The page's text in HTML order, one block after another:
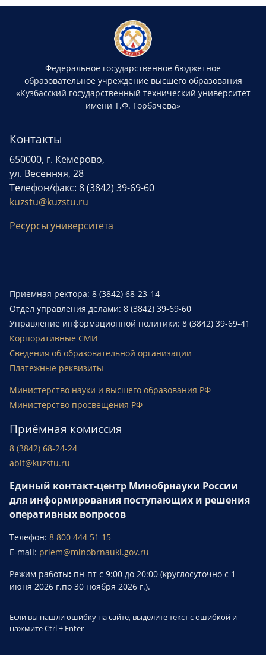
Федеральное государственное бюджетное
образовательное учреждение высшего образования
«Кузбасский государственный технический университет
имени Т.Ф. Горбачева»
Контакты
650000, г. Кемерово,
ул. Весенняя, 28
Телефон/факс: 8 (3842) 39-69-60
kuzstu@kuzstu.ru
Ресурсы университета
Приемная ректора: 8 (3842) 68-23-14
Отдел управления делами: 8 (3842) 39-69-60
Управление информационной политики: 8 (3842) 39-69-41
Корпоративные СМИ
Сведения об образовательной организации
Платежные реквизиты
Министерство науки и высшего образования РФ
Министерство просвещения РФ
Приёмная комиссия
8 (3842) 68-24-24
abit@kuzstu.ru
Единый контакт-центр Минобрнауки России
для информирования поступающих и решения
оперативных вопросов
Телефон: 8 800 444 51 15
E-mail: priem@minobrnauki.gov.ru
Режим работы: пн-пт с 9:00 до 20:00 (круглосуточно с 1
июня 2026 г.по 30 ноября 2026 г.).
Если вы нашли ошибку на сайте, выделите текст с ошибкой и
нажмитеCtrl + Enter